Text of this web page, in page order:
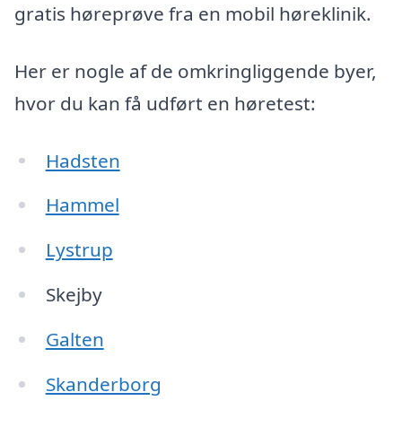
gratis høreprøve fra en mobil høreklinik.
Her er nogle af de omkringliggende byer,
hvor du kan få udført en høretest:
Hadsten
Hammel
Lystrup
Skejby
Galten
Skanderborg